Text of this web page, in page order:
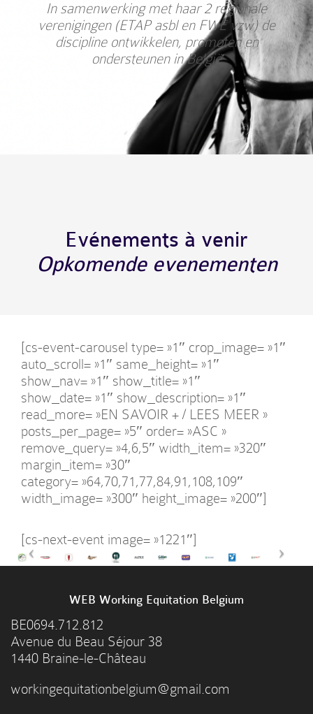
In samenwerking met haar 2 regionale
verenigingen (ETAP asbl en FWE vzw) de
discipline ontwikkelen, promoten en
ondersteunen in België
Evénements à venir
Opkomende evenementen
[cs-event-carousel type= »1″ crop_image= »1″
auto_scroll= »1″ same_height= »1″
show_nav= »1″ show_title= »1″
show_date= »1″ show_description= »1″
read_more= »EN SAVOIR + / LEES MEER »
posts_per_page= »5″ order= »ASC »
remove_query= »4,6,5″ width_item= »320″
margin_item= »30″
category= »64,70,71,77,84,91,108,109″
width_image= »300″ height_image= »200″]
[cs-next-event image= »1221″]
WEB Working Equitation Belgium
BE0694.712.812
Avenue du Beau Séjour 38
1440 Braine-le-Château
workingequitationbelgium@gmail.com